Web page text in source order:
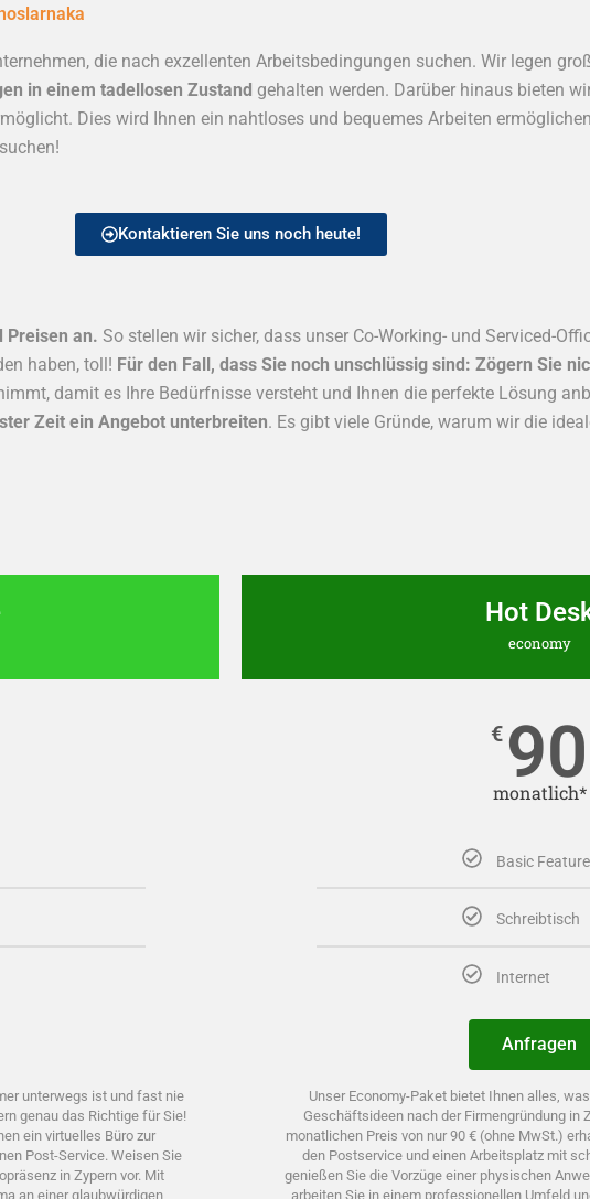
die nach exzellenten Arbeitsbedingungen suchen. Wir legen
in einem tadellosen Zustand gehalten werden. Darüber hinaus bieten
Dies wird Ihnen ein nahtloses und bequemes Arbeiten
Kontaktieren Sie uns noch heute!
Preisen an. So stellen wir sicher, dass unser Co-Working- und Serviced-
haben, toll! Für den Fall, dass Sie noch unschlüssig sind: Zögern Sie
damit es Ihre Bedürfnisse versteht und Ihnen die perfekte Lösung
Zeit ein Angebot unterbreiten. Es gibt viele Gründe, warum wir die
unterwegs ist und fast nie
genau das Richtige für Sie!
ein virtuelles Büro zur
Post-Service. Weisen Sie
in Zypern vor. Mit
an einer glaubwürdigen
Hot
economy
€ 90
monatlich*
Basic
Schreibtisch
Internet
Anfragen
Unser Economy-Paket bietet Ihnen alles,
Geschäftsideen nach der Firmengründung in
monatlichen Preis von nur 90 € (ohne MwSt.)
den Postservice und einen Arbeitsplatz mit
genießen Sie die Vorzüge einer physischen
arbeiten Sie in einem professionellen Umfeld